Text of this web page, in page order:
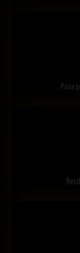
Para